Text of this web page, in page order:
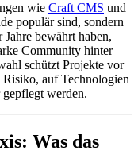
wie Craft CMS und
populär sind, sondern
bewährt haben,
Community hinter
schützt Projekte vor
Risiko, auf Technologien
werden.
Was das